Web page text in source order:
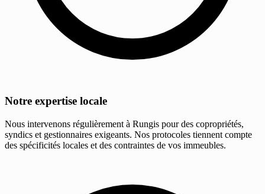
Notre expertise locale
Nous intervenons régulièrement à Rungis pour des copropriétés,
syndics et gestionnaires exigeants. Nos protocoles tiennent compte
des spécificités locales et des contraintes de vos immeubles.